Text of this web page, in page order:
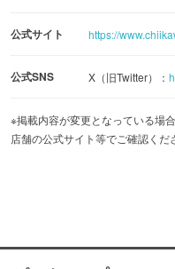
公式サイト https://
公式SNS X（旧Twitter）：
※掲載内容が変更となっている場
店舗の公式サイト等でご確認くだ